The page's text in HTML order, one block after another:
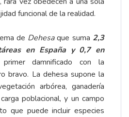
funcional de la realidad.
de Dehesaque suma 2,3
en España y 0,7 en
damnificado con la
bravo. La dehesa supone la
arbórea, ganadería
poblacional, y un campo
que puede incluir especies